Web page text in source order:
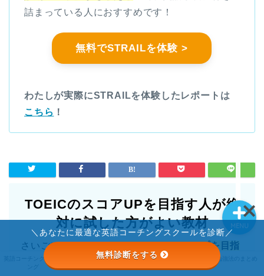
詰まっている人におすすめです！
無料でSTRAILを体験 >
わたしが実際にSTRAILを体験したレポートは
こちら ！
TOEICのスコアUPを目指す人が絶
対に試した方がよい教材
さいごに１つだけ、
TOEICのスコアアップを目指
す人が絶対に試した方がよい教材
をお伝えしま
英語コーチングランキ
ライザップイングリッ
STRAIL 英語勉強法のまとめ
MENU
英語コーチングランキン
グ
ュ
＼あなたに最適な英語コーチングスクールを診断／
無料診断をする